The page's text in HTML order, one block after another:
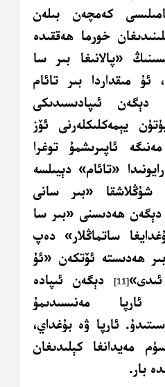
كەمچەن بىلەن
خورما ھەققىدە
«پالانىغا بىر سا
ئۇ مىقداردا بىر تائام
دېگەن ئىپادىسىدىكى
يېمەكلىكلەرنى ئۆز
ئاپىرىشمۇ توغرا
«تائام» دېيىلسە
شۇڭلاشقا «بىر سانى
دېگەن ھەدىسنى «بىر سا
ساتماڭلار» دەپ
ھەدىستە ئۆتكەن «ئۇ
ئىدى»[11]
دېگەن ئىپادە
ئارپا مەنىسىدىمۇ
ئارپا ۋە بۇغداي،
مەيدانغا كېلىدىغان
بار.